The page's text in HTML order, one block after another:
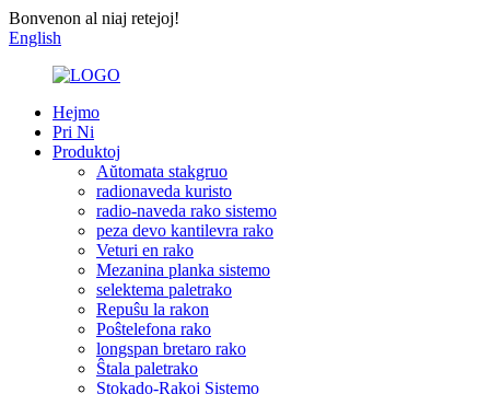
Bonvenon al niaj retejoj!
English
Hejmo
Pri Ni
Produktoj
Aŭtomata stakgruo
radionaveda kuristo
radio-naveda rako sistemo
peza devo kantilevra rako
Veturi en rako
Mezanina planka sistemo
selektema paletrako
Repuŝu la rakon
Poŝtelefona rako
longspan bretaro rako
Ŝtala paletrako
Stokado-Rakoj Sistemo